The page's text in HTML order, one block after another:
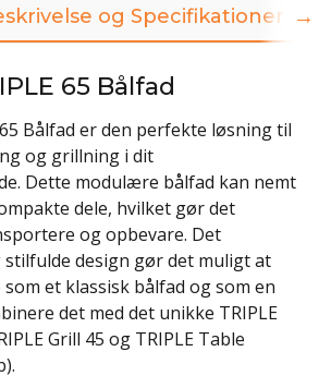
og Specifikationer
65 Bålfad
Bålfad er den perfekte løsning til
og grillning i dit
Dette modulære bålfad kan nemt
dele, hvilket gør det
og opbevare. Det
design gør det muligt at
et klassisk bålfad og som en
det med det unikke TRIPLE
Grill 45 og TRIPLE Table
→